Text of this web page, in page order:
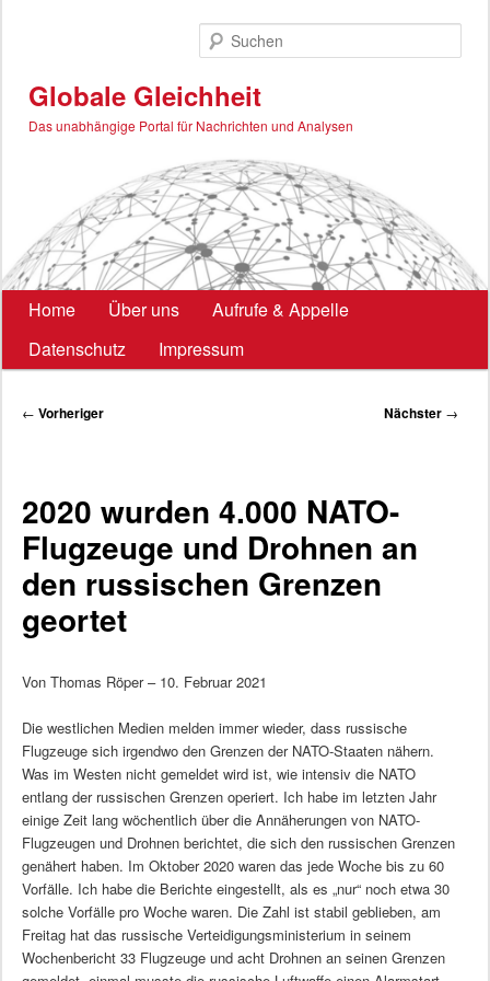
Globale Gleichheit
Das unabhängige Portal für Nachrichten und Analysen
Hauptmenü
Home Über uns
Aufrufe & Appelle
Datenschutz
Impressum
Beitragsnavigation
← Vorheriger Nächster →
2020 wurden 4.000 NATO-
Flugzeuge und Drohnen an
den russischen Grenzen
geortet
Von Thomas Röper – 10. Februar 2021
Die westlichen Medien melden immer wieder, dass russische
Flugzeuge sich irgendwo den Grenzen der NATO-Staaten nähern.
Was im Westen nicht gemeldet wird ist, wie intensiv die NATO
entlang der russischen Grenzen operiert. Ich habe im letzten Jahr
einige Zeit lang wöchentlich über die Annäherungen von NATO-
Flugzeugen und Drohnen berichtet, die sich den russischen Grenzen
genähert haben. Im Oktober 2020 waren das jede Woche bis zu 60
Vorfälle. Ich habe die Berichte eingestellt, als es „nur“ noch etwa 30
solche Vorfälle pro Woche waren. Die Zahl ist stabil geblieben, am
Freitag hat das russische Verteidigungsministerium in seinem
Wochenbericht 33 Flugzeuge und acht Drohnen an seinen Grenzen